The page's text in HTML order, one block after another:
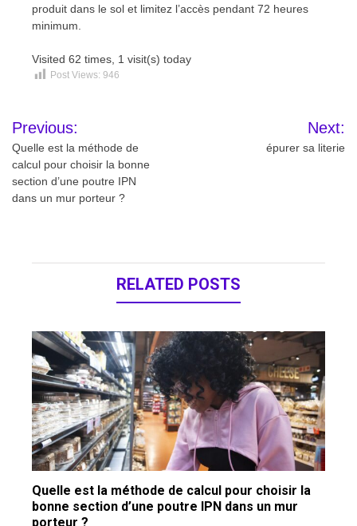
produit dans le sol et limitez l’accès pendant 72 heures
minimum.
Visited 62 times, 1 visit(s) today
Post Views: 946
Navigation
de
l’article
Previous:
Quelle est la méthode de
calcul pour choisir la bonne
section d’une poutre IPN
dans un mur porteur ?
Next:
épurer sa literie
RELATED POSTS
Quelle est la méthode de calcul pour choisir la
bonne section d’une poutre IPN dans un mur
porteur ?